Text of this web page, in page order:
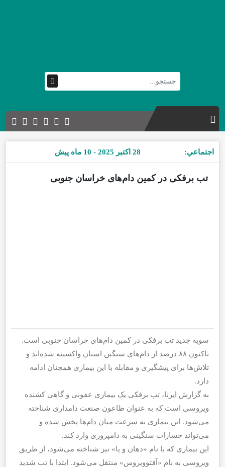
اجتماعي: 28 اکتبر 2025 - 10 ماه پیش
تب برفکی در کمین دام‌های خراسان جنوبی
سویه جدید تب برفکی در کمین دام‌های خراسان جنوبی است.
تاکنون ۸۸ درصد از دام‌های سنگین استان واکسینه شده‌اند و
تلاش‌ها برای پیشگیری و مقابله با این بیماری همچنان ادامه
دارد.
به گزارش ایرنا، تب برفکی یک بیماری عفونی و گاهی کشنده
ویروسی است که به عنوان طاعون صنعت دامداری شناخته
می‌شود. این بیماری به سرعت میان دام‌ها پخش شده و
می‌تواند خسارات سنگینی به دامپروری وارد کند.
این بیماری که با نام «دهان و پا» نیز شناخته می‌شود، از طریق
ویروسی به نام «آفتوویروس» منتقل می‌شود. ابتدا با تب شدید